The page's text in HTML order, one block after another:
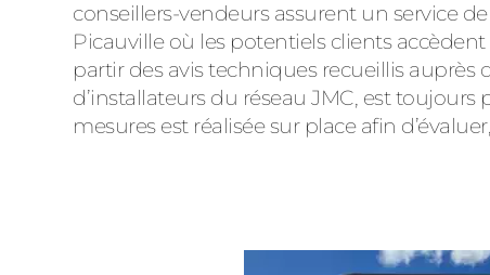
conseillers-vendeurs assurent un service
Picauville où les potentiels clients
partir des avis techniques recueillis auprès
d’installateurs du réseau JMC, est
mesures est réalisée sur place afin